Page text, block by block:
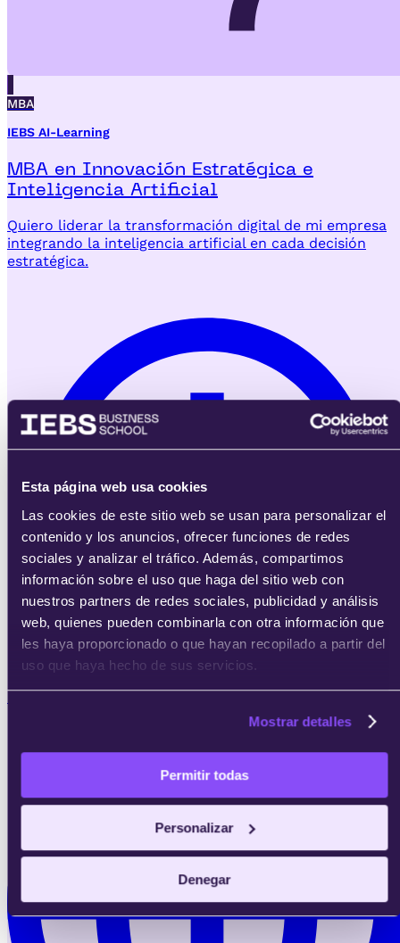
Esta página web usa cookies
Las cookies de este sitio web se usan para personalizar el
contenido y los anuncios, ofrecer funciones de redes
sociales y analizar el tráfico. Además, compartimos
información sobre el uso que haga del sitio web con
nuestros partners de redes sociales, publicidad y análisis
web, quienes pueden combinarla con otra información que
les haya proporcionado o que hayan recopilado a partir del
uso que haya hecho de sus servicios.
Mostrar detalles
Permitir todas
Personalizar
Denegar
MBA
IEBS AI-Learning
MBA en Innovación Estratégica e
Inteligencia Artificial
Quiero liderar la transformación digital de mi empresa
integrando la inteligencia artificial en cada decisión
estratégica.
8 meses